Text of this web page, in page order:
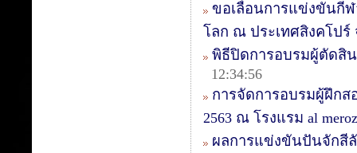
ขอเลื่อนการแข่งขันกี
โลก ณ ประเทศสิงคโปร์
พิธีปิดการอบรมผู้ตัดสิ
12:34:56
การจัดการอบรมผู้ฝึกส
2563 ณ โรงแรม al
ผลการแข่งขันปันจักสีลั